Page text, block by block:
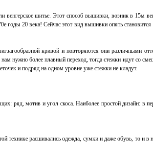
венгерское шитье. Этот способ вышивки, возник в 15м
годы 20 века! Сейчас этот вид вышивки опять становится
кривой и повторяются они различными
нужно более плавный переход, тогда стежки идут со
и подряд на одном уровне уже стежки не кладут.
ряд, мотив и угол скоса. Наиболее простой дизайн: в
технике расшивались одежда, сумки и даже обувь, то и